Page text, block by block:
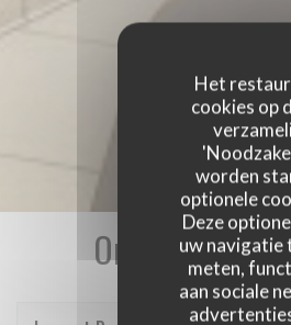
Het
cookies op
worden
optionele
Deze
uw navigatie
meten,
aan sociale
Onze